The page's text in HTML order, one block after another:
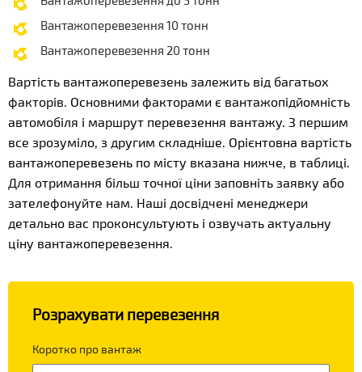
Вантажоперевезення 10 тонн
Вантажоперевезення 20 тонн
Вартість вантажоперевезень залежить від багатьох
факторів. Основними факторами є вантажопідйомність
автомобіля і маршрут перевезення вантажу. З першим
все зрозуміло, з другим складніше. Орієнтовна вартість
вантажоперевезень по місту вказана нижче, в таблиці.
Для отримання більш точної ціни заповніть заявку або
зателефонуйте нам. Наші досвідчені менеджери
детально вас проконсультують і озвучать актуальну
ціну вантажоперевезення.
Розрахувати перевезення
Коротко про вантаж